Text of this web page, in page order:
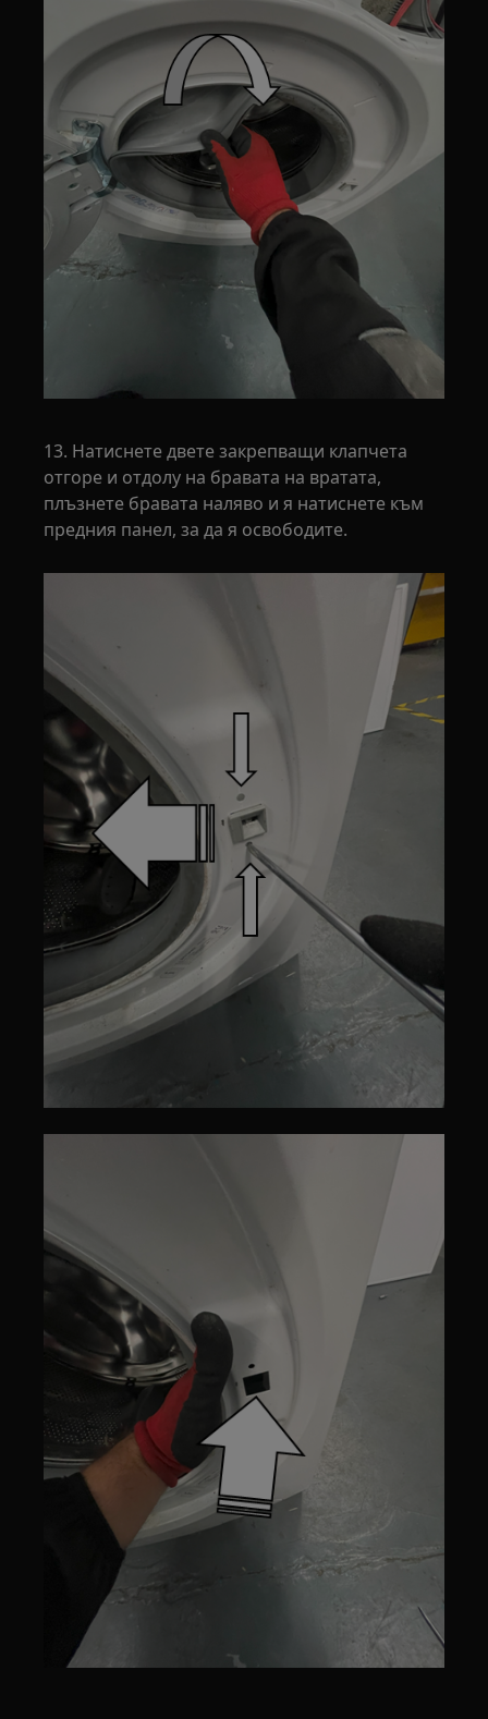
13. Натиснете двете закрепващи клапчета
отгоре и отдолу на бравата на вратата,
плъзнете бравата наляво и я натиснете към
предния панел, за да я освободите.